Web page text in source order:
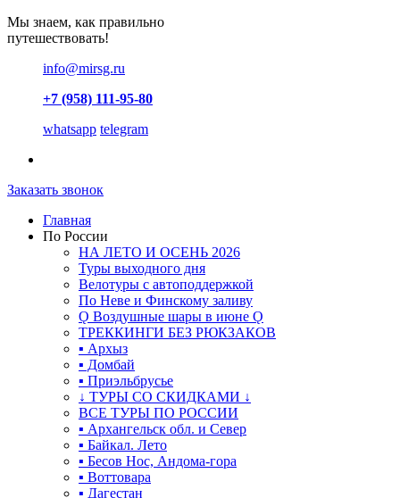
Мы знаем, как правильно
путешествовать!
info@mirsg.ru
+7 (958) 111-95-80
whatsapp telegram
Заказать звонок
Главная
По России
НА ЛЕТО И ОСЕНЬ 2026
Туры выходного дня
Велотуры с автоподдержкой
По Неве и Финскому заливу
Ǫ Воздушные шары в июне Ǫ
ТРЕККИНГИ БЕЗ РЮКЗАКОВ
▪ Архыз
▪ Домбай
▪ Приэльбрусье
↓ ТУРЫ СО СКИДКАМИ ↓
ВСЕ ТУРЫ ПО РОССИИ
▪ Архангельск обл. и Север
▪ Байкал. Лето
▪ Бесов Нос, Андома-гора
▪ Воттовара
▪ Дагестан